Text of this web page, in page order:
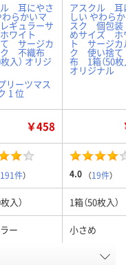
耳にやさ
わらかいマ
ギュラーサ
ワイト
サージカ
ク 不織布
入） オリジ
リーツマス
1 位
アスクル 耳
しい やわら
スク 個包
めサイズ ホ
ト サージカ
ク 使い捨
布 1箱（50
オリジナル
￥458
件） 4.0 （19件）
入） 1箱（50枚入）
ー 小さめ
し 個包装あり